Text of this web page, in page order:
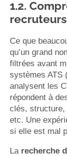
1.2.
Ce que
qu’un grand
filtrées avant
systèmes ATS
analysent les
répondent à
clés, structure,
etc. Une
si elle est mal
La recherche